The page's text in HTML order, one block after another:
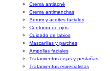
Crema antiacné
Crema antimanchas
Serum y aceites faciales
Contorno de ojos
Cuidado de labios
Mascarillas y parches
Ampollas faciales
Tratamientos cejas y pestañas
Tratamientos especialistas